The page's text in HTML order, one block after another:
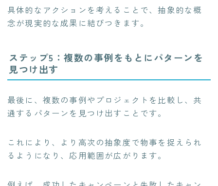
具体的なアクションを考えることで、抽象的な概
念が現実的な成果に結びつきます。
ステップ5：複数の事例をもとにパターンを
見つけ出す
最後に、複数の事例やプロジェクトを比較し、共
通するパターンを見つけ出すことです。
これにより、より高次の抽象度で物事を捉えられ
るようになり、応用範囲が広がります。